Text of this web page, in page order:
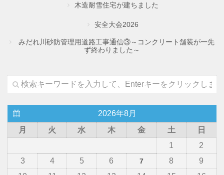
木造耐雪住宅が建ちました
安全大会2026
みだれ川砂防管理用道路工事通信③～コンクリート舗装が一先
ず終わりました～
2026年8月
月
火 水 木 金 土
日
1
2
3
4 5 6 7 8
9